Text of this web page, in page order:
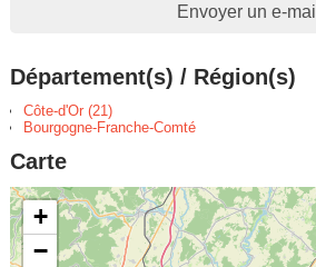
Envoyer un e-mail
Département(s) / Région(s)
Côte-d'Or (21)
Bourgogne-Franche-Comté
Carte
+
−